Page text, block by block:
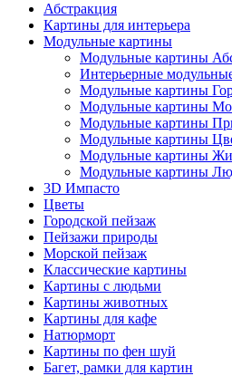
Абстракция
Картины для интерьера
Модульные картины
Модульные картины
Интерьерные
Модульные картины
Модульные картины
Модульные картины
Модульные картины
Модульные картины
Модульные картины
3D Импасто
Цветы
Городской пейзаж
Пейзажи природы
Морской пейзаж
Классические картины
Картины с людьми
Картины животных
Картины для кафе
Натюрморт
Картины по фен шуй
Багет, рамки для картин